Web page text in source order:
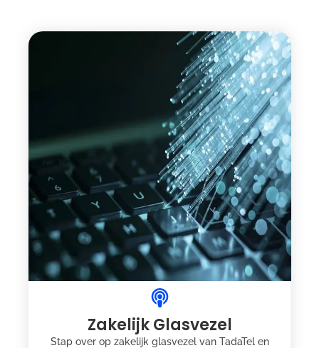
Zakelijk Glasvezel
Stap over op zakelijk glasvezel van TadaTel en